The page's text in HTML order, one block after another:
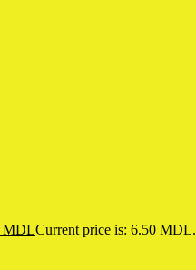
MDLCurrent price is: 6.50 MDL.